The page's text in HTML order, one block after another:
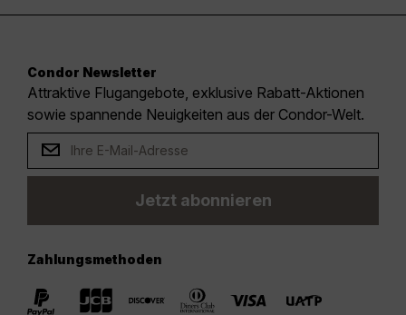
Condor Newsletter
Attraktive Flugangebote, exklusive Rabatt-Aktionen
sowie spannende Neuigkeiten aus der Condor-Welt.
Jetzt abonnieren
Zahlungsmethoden